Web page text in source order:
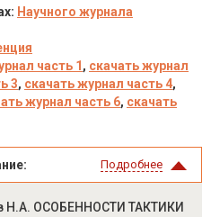
Научного журнала
часть 1 , скачать журнал
3, скачать журнал часть 4,
журнал часть 6, скачать
Подробнее
Н.А. ОСОБЕННОСТИ ТАКТИКИ